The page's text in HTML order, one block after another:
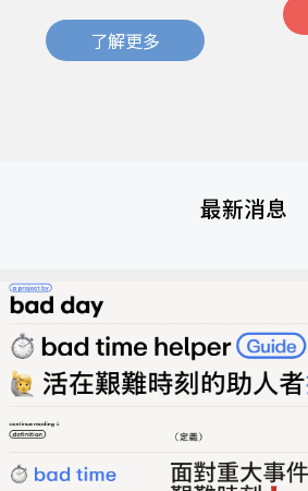
了解更多
最新消息